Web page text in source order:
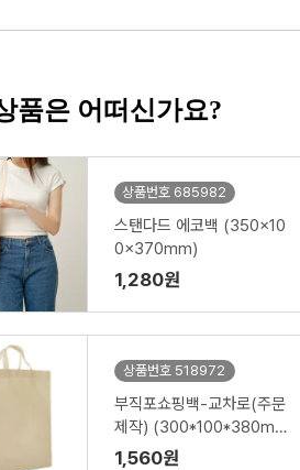
품은 어떠신가요?
상품번호 685982
스탠다드 에코백 (350x10
0x370mm)
1,280원
상품번호 518972
부직포쇼핑백-교차로(주문
제작) (300*100*380m
m)
1,560원